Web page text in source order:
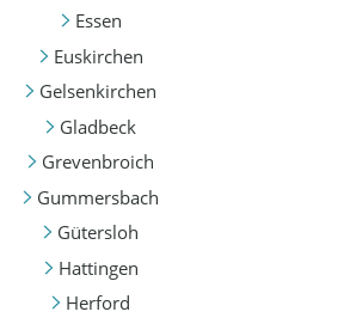
Essen
Euskirchen
Gelsenkirchen
Gladbeck
Grevenbroich
Gummersbach
Gütersloh
Hattingen
Herford